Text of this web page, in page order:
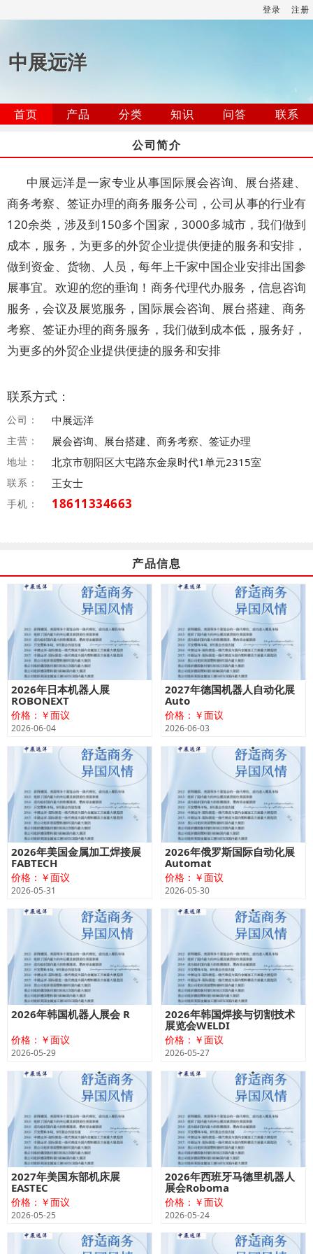
登录 注册
中展远洋
首页 产品 分类 知识 问答
联系
公司简介
中展远洋是一家专业从事国际展会咨询、展台搭建、
商务考察、签证办理的商务服务公司，公司从事的行业有
120余类，涉及到150多个国家，3000多城市，我们做到
成本，服务，为更多的外贸企业提供便捷的服务和安排，
做到资金、货物、人员，每年上千家中国企业安排出国参
展事宜。欢迎的您的垂询！商务代理代办服务，信息咨询
服务，会议及展览服务，国际展会咨询、展台搭建、商务
考察、签证办理的商务服务，我们做到成本低，服务好，
为更多的外贸企业提供便捷的服务和安排
联系方式：
公司： 中展远洋
主营： 展会咨询、展台搭建、商务考察、签证办理
地址： 北京市朝阳区大屯路东金泉时代1单元2315室
联系： 王女士
手机： 18611334663
产品信息
2026年日本机器人展
ROBONEXT
价格：￥面议
2026-06-04
2027年德国机器人自动化展
Auto
价格：￥面议
2026-06-03
2026年美国金属加工焊接展
FABTECH
价格：￥面议
2026-05-31
2026年俄罗斯国际自动化展
Automat
价格：￥面议
2026-05-30
2026年韩国机器人展会 R
价格：￥面议
2026-05-29
2026年韩国焊接与切割技术
展览会WELDI
价格：￥面议
2026-05-27
2027年美国东部机床展
EASTEC
价格：￥面议
2026-05-25
2026年西班牙马德里机器人
展会Roboma
价格：￥面议
2026-05-24